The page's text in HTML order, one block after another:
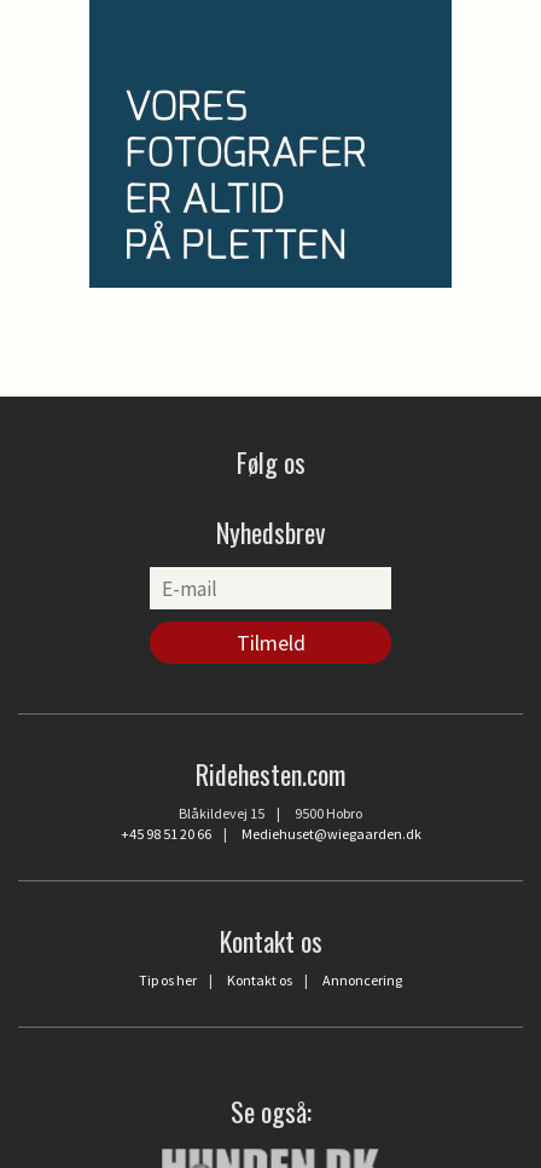
Følg os
Nyhedsbrev
Ridehesten.com
Blåkildevej 15 | 9500 Hobro
+45 98 51 20 66| Mediehuset@wiegaarden.dk
Kontakt os
Tip os her | Kontakt os | Annoncering
Se også: